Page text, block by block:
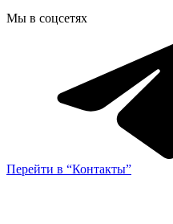
Мы в соцсетях
Перейти в “Контакты”